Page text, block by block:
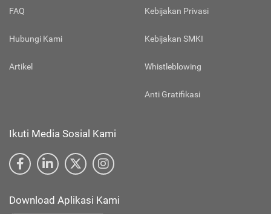
FAQ
Hubungi Kami
Artikel
Kebijakan Privasi
Kebijakan SMKI
Whistleblowing
Anti Gratifikasi
Ikuti Media Sosial Kami
Download Aplikasi Kami